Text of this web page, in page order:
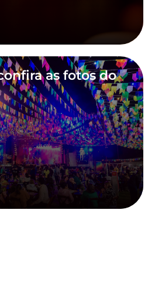
as fotos do